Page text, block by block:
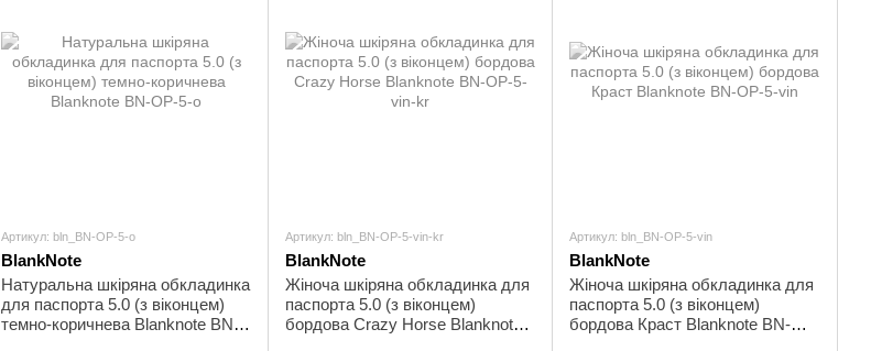
Артикул: bln_BN-OP-5-o
BlankNote
Натуральна шкіряна обкладинка
для паспорта 5.0 (з віконцем)
темно-коричнева Blanknote BN-
Артикул: bln_BN-OP-5-vin-kr
BlankNote
Жіноча шкіряна обкладинка для
паспорта 5.0 (з віконцем)
бордова Crazy Horse Blanknote
Артикул: bln_BN-OP-5-vin
BlankNote
Жіноча шкіряна обкладинка для
паспорта 5.0 (з віконцем)
бордова Краст Blanknote BN-